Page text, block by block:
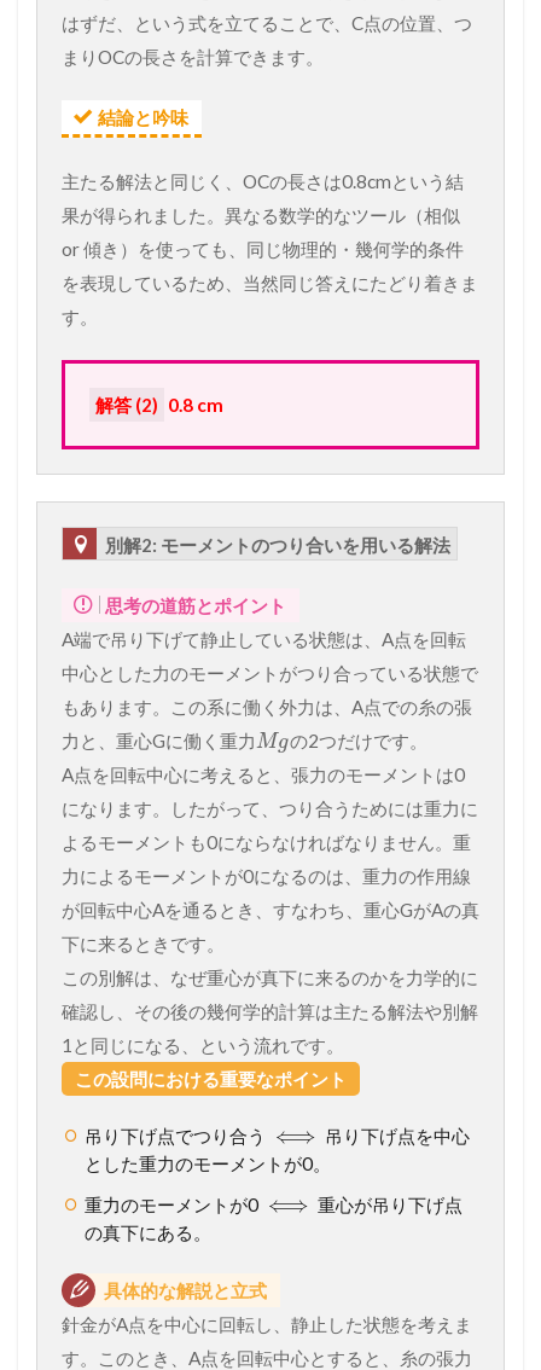
はずだ、という式を立てることで、C点の位置、つ
まりOCの長さを計算できます。
結論と吟味
主たる解法と同じく、OCの長さは0.8cmという結
果が得られました。異なる数学的なツール（相似
or 傾き）を使っても、同じ物理的・幾何学的条件
を表現しているため、当然同じ答えにたどり着きま
す。
解答 (2) 0.8 cm
別解2: モーメントのつり合いを用いる解法
思考の道筋とポイント
A端で吊り下げて静止している状態は、A点を回転
中心とした力のモーメントがつり合っている状態で
もあります。この系に働く外力は、A点での糸の張
力と、重心Gに働く重力Mgの2つだけです。
A点を回転中心に考えると、張力のモーメントは0
になります。したがって、つり合うためには重力に
よるモーメントも0にならなければなりません。重
力によるモーメントが0になるのは、重力の作用線
が回転中心Aを通るとき、すなわち、重心GがAの真
下に来るときです。
この別解は、なぜ重心が真下に来るのかを力学的に
確認し、その後の幾何学的計算は主たる解法や別解
1と同じになる、という流れです。
この設問における重要なポイント
吊り下げ点でつり合う ⟺ 吊り下げ点を中心
とした重力のモーメントが0。
重力のモーメントが0 ⟺ 重心が吊り下げ点
の真下にある。
具体的な解説と立式
針金がA点を中心に回転し、静止した状態を考えま
す。このとき、A点を回転中心とすると、糸の張力